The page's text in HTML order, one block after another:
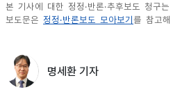
본 기사에 대한 정정·반론·추후보도 청구는
보도문은 정정·반론보도 모아보기 를 참고
명세환 기자